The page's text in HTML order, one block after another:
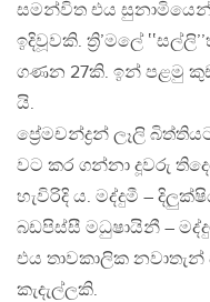
සමන්විත එය
ඉදිවූවකි. ත්‍රි’මලේ
ගණන 27කි. ඉන් පළමු
යි.
ප්‍රේමචන්ද්‍රන් ලෑලි
වට කර ගන්නා දූවරු
හැවිරිදි ය. මද්දුමී –
බඩපිස්සී මධුෂායිනී –
එය තාවකාලික
කැදැල්ලකි.